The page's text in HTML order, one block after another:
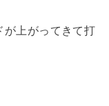
が上がってきて打